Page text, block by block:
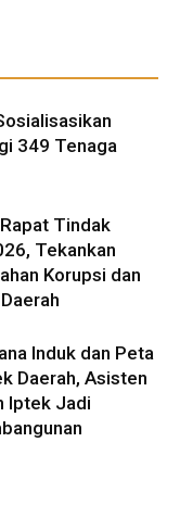
349 Tenaga
Tindak
Tekankan
Korupsi dan
Induk dan Peta
Daerah, Asisten
Iptek Jadi